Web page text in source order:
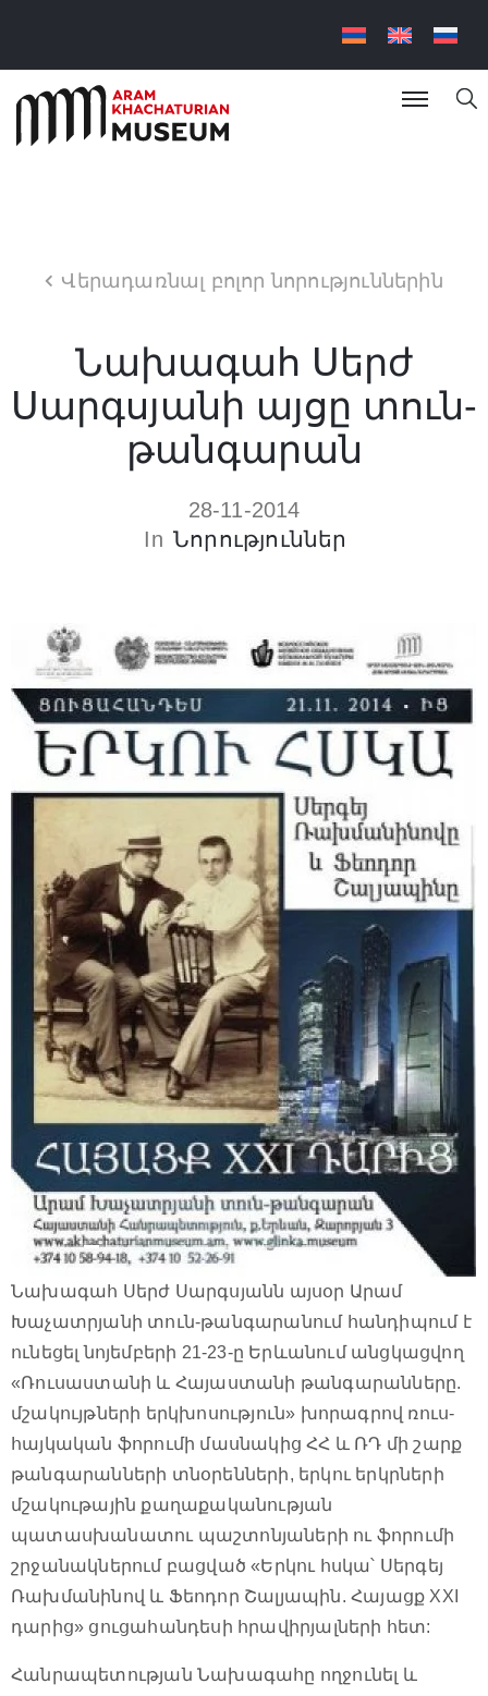
Վերադառնալ բոլոր նորություններին
Նախագահ Սերժ
Սարգսյանի այցը տուն-
թանգարան
28-11-2014
In Նորություններ
Նախագահ Սերժ Սարգսյանն այսօր Արամ
Խաչատրյանի տուն-թանգարանում հանդիպում է
ունեցել նոյեմբերի 21-23-ը Երևանում անցկացվող
«Ռուսաստանի և Հայաստանի թանգարանները.
մշակույթների երկխոսություն» խորագրով ռուս-
հայկական ֆորումի մասնակից ՀՀ և ՌԴ մի շարք
թանգարանների տնօրենների, երկու երկրների
մշակութային քաղաքականության
պատասխանատու պաշտոնյաների ու ֆորումի
շրջանակներում բացված «Երկու հսկա՝ Սերգեյ
Ռախմանինով և Ֆեոդոր Շալյապին. Հայացք XXI
դարից» ցուցահանդեսի հրավիրյալների հետ:
Հանրապետության Նախագահը ողջունել և